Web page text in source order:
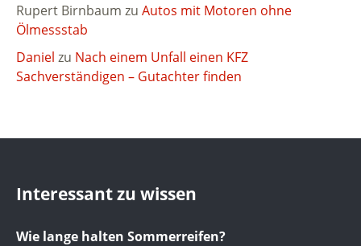
Rupert Birnbaum zu Autos mit Motoren ohne
Ölmessstab
Daniel zu Nach einem Unfall einen KFZ
Sachverständigen – Gutachter finden
Interessant zu wissen
Wie lange halten Sommerreifen?